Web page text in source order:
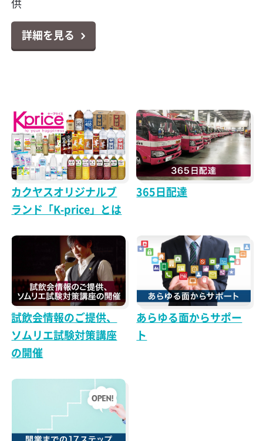
詳細を見る
供
詳細を見る
詳細を見る
詳細を見る
ー マイレージクラブ プログラム」
詳細を見る
ナビ」を開設しました！
詳細を見る
ました！チェックシートの無料ダウンロードもで
きます！
詳細を見る
カクヤスオリジナルブ
ランド「K-price」とは
365日配達
試飲会情報のご提供、
ソムリエ試験対策講座
の開催
あらゆる面からサポー
ト